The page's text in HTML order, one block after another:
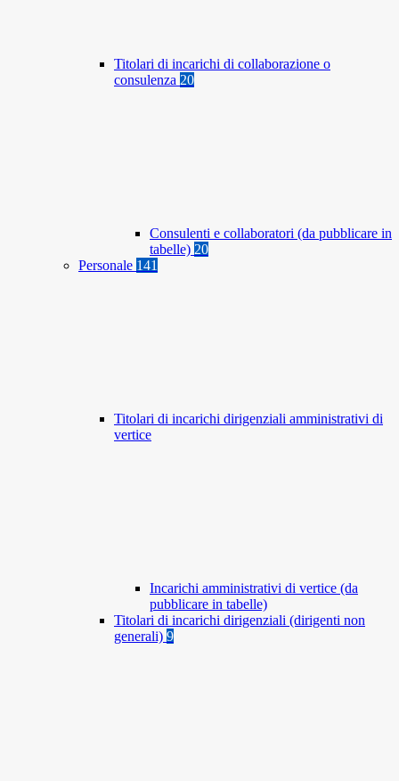
Titolari di incarichi di collaborazione o
consulenza 20
Consulenti e collaboratori (da pubblicare in
tabelle) 20
Personale 141
Titolari di incarichi dirigenziali amministrativi di
vertice
Incarichi amministrativi di vertice (da
pubblicare in tabelle)
Titolari di incarichi dirigenziali (dirigenti non
generali) 9